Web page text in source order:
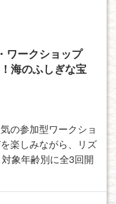
ワークショップ
海のふしぎな宝
の参加型ワークショ
楽しみながら、リズ
象年齢別に全3回開